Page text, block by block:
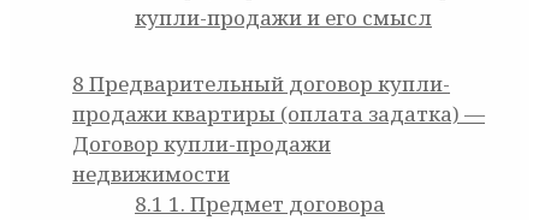
купли-продажи и его смысл
8 Предварительный договор купли-
продажи квартиры (оплата задатка) —
Договор купли-продажи
недвижимости
8.1 1. Предмет договора